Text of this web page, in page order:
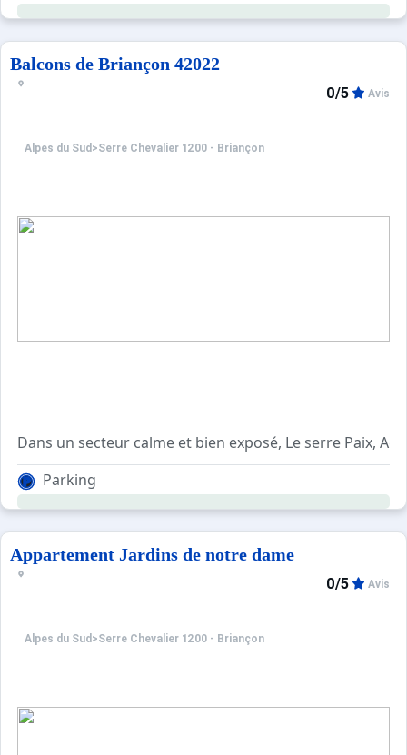
Balcons de Briançon 42022
Alpes du Sud >Serre Chevalier 1200 - Briançon
0/5 Avis
Dans un secteur calme et bien exposé, Le serre Paix,
Parking
Appartement Jardins de notre dame
Alpes du Sud >Serre Chevalier 1200 - Briançon
0/5 Avis